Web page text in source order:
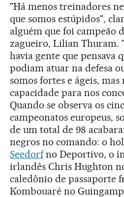
"Há menos treinadores
que somos estúpidos",
alguém que foi campeão
zagueiro, Lilian Thuram.
havia gente que pensava
podiam atuar na defesa
somos fortes e ágeis,
capacidade para nos
Quando se observa os
campeonatos europeus,
de um total de 98
negros no comando: o
Seedorfno Deportivo, o
irlandês Chris Hughton
caledônio de passaporte
Kombouaré no